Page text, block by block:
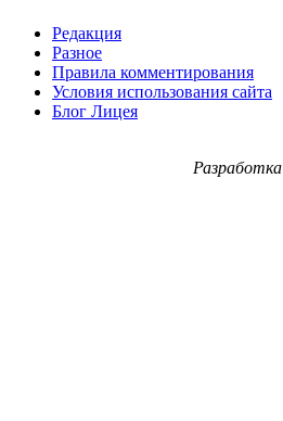
Редакция
Разное
Правила комментирования
Условия использования сайта
Блог Лицея
Разработка